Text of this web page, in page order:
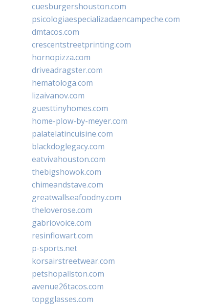
cuesburgershouston.com
psicologiaespecializadaencampeche.com
dmtacos.com
crescentstreetprinting.com
hornopizza.com
driveadragster.com
hematologa.com
lizaivanov.com
guesttinyhomes.com
home-plow-by-meyer.com
palatelatincuisine.com
blackdoglegacy.com
eatvivahouston.com
thebigshowok.com
chimeandstave.com
greatwallseafoodny.com
theloverose.com
gabriovoice.com
resinflowart.com
p-sports.net
korsairstreetwear.com
petshopallston.com
avenue26tacos.com
topgglasses.com